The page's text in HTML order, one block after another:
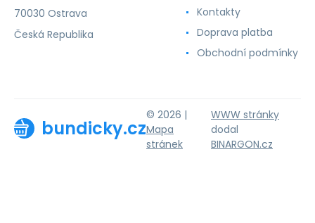
70030 Ostrava
Česká Republika
Kontakty
Doprava platba
Obchodní podmínky
bundicky.cz
© 2026 |
Mapa
stránek
WWW stránky
dodal
BINARGON.cz